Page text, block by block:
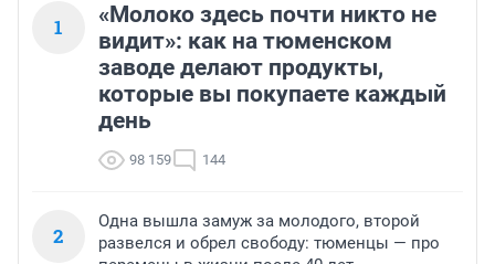
1
«Молоко здесь почти никто не
видит»: как на тюменском
заводе делают продукты,
которые вы покупаете каждый
день
98 159 144
2
Одна вышла замуж за молодого, второй
развелся и обрел свободу: тюменцы — про